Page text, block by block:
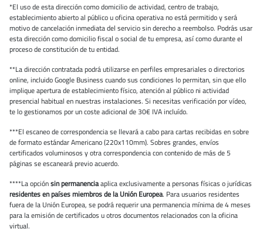
*El uso de esta dirección como domicilio de actividad, centro de trabajo,
establecimiento abierto al público u oficina operativa no está permitido y será
motivo de cancelación inmediata del servicio sin derecho a reembolso. Podrás usar
esta dirección como domicilio fiscal o social de tu empresa, así como durante el
proceso de constitución de tu entidad.
**La dirección contratada podrá utilizarse en perfiles empresariales o directorios
online, incluido Google Business cuando sus condiciones lo permitan, sin que ello
implique apertura de establecimiento físico, atención al público ni actividad
presencial habitual en nuestras instalaciones. Si necesitas verificación por vídeo,
te lo gestionamos por un coste adicional de 30€ IVA incluído.
***El escaneo de correspondencia se llevará a cabo para cartas recibidas en sobre
de formato estándar Americano (220x110mm). Sobres grandes, envíos
certificados voluminosos y otra correspondencia con contenido de más de 5
páginas se escaneará previo acuerdo.
****La opciónsin permanenciaaplica exclusivamente a personas físicas o jurídicas
residentes en países miembros de la Unión Europea. Para usuarios residentes
fuera de la Unión Europea, se podrá requerir una permanencia mínima de 4 meses
para la emisión de certificados u otros documentos relacionados con la oficina
virtual.